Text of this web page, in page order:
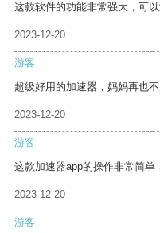
这款软件的功能非常强大，可
2023-12-20
游客
超级好用的加速器，妈妈再也
2023-12-20
游客
这款加速器app的操作非常简单
2023-12-20
游客